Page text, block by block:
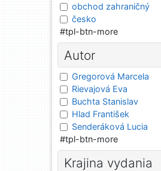
obchod zahraničný
česko
#tpl-btn-more
Autor
Gregorová Marcela
Rievajová Eva
Buchta Stanislav
Hlad František
Senderáková Lucia
#tpl-btn-more
Krajina vydania